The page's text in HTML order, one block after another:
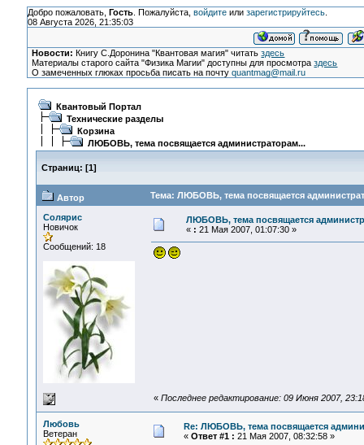
Добро пожаловать, Гость. Пожалуйста, войдитеили зарегистрируйтесь.
08 Августа 2026, 21:35:03
Новости: Книгу С.Доронина "Квантовая магия" читатьздесь
Материалы старого сайта "Физика Магии" доступны для просмотраздесь
О замеченных глюках просьба писать на почтуquantmag@mail.ru
Квантовый Портал
Технические разделы
Корзина
ЛЮБОВЬ, тема посвящается администраторам...
Страниц: [1]
Автор Тема: ЛЮБОВЬ, тема посвящается
Солярис
Новичок
Сообщений: 18
ЛЮБОВЬ, тема посвящается
« : 21 Мая 2007, 01:07:30 »
« Последнее редактирование: 09 Июня 2007,
Любовь
Ветеран
Re: ЛЮБОВЬ, тема посвящается
« Ответ #1 : 21 Мая 2007, 08:32:58 »